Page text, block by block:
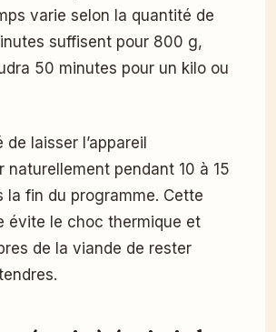
varie selon la quantité de
suffisent pour 800 g,
50 minutes pour un kilo ou
de laisser l’appareil
naturellement pendant 10 à 15
la fin du programme. Cette
évite le choc thermique et
de la viande de rester